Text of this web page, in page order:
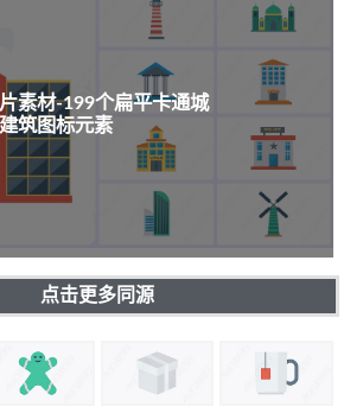
素材-199个扁平卡通城
筑图标元素
点击更多同源